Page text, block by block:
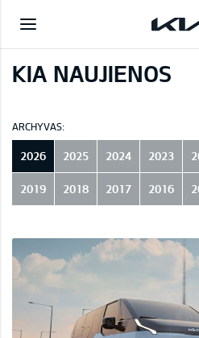
KIA NAUJIENOS
ARCHYVAS:
2026 2025 2024 2023
2019 2018 2017 2016